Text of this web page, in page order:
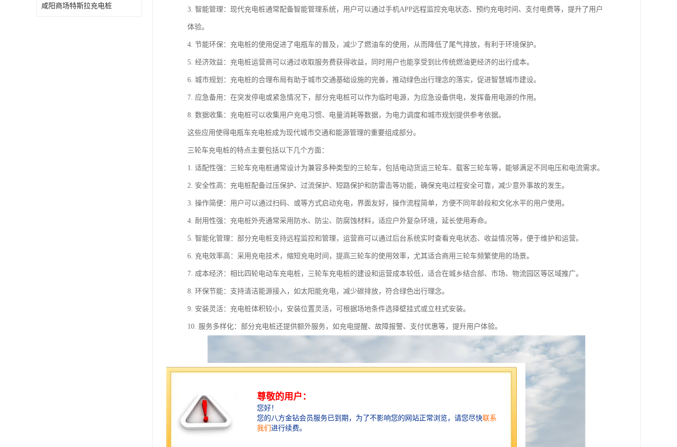
咸阳商场特斯拉充电桩 3. 智能管理：现代充电桩通常配备智能管理系统，用户可以通过手机APP远程监控充电状态、预约充电时间、支付电费等，提升了用户
体验。
4. 节能环保：充电桩的使用促进了电瓶车的普及，减少了燃油车的使用，从而降低了尾气排放，有利于环境保护。
5. 经济效益：充电桩运营商可以通过收取服务费获得收益，同时用户也能享受到比传统燃油更经济的出行成本。
6. 城市规划：充电桩的合理布局有助于城市交通基础设施的完善，推动绿色出行理念的落实，促进智慧城市建设。
7. 应急备用：在突发停电或紧急情况下，部分充电桩可以作为临时电源，为应急设备供电，发挥备用电源的作用。
8. 数据收集：充电桩可以收集用户充电习惯、电量消耗等数据，为电力调度和城市规划提供参考依据。
这些应用使得电瓶车充电桩成为现代城市交通和能源管理的重要组成部分。
三轮车充电桩的特点主要包括以下几个方面：
1. 适配性强：三轮车充电桩通常设计为兼容多种类型的三轮车，包括电动货运三轮车、载客三轮车等，能够满足不同电压和电流需求。
2. 安全性高：充电桩配备过压保护、过流保护、短路保护和防雷击等功能，确保充电过程安全可靠，减少意外事故的发生。
3. 操作简便：用户可以通过扫码、或等方式启动充电，界面友好，操作流程简单，方便不同年龄段和文化水平的用户使用。
4. 耐用性强：充电桩外壳通常采用防水、防尘、防腐蚀材料，适应户外复杂环境，延长使用寿命。
5. 智能化管理：部分充电桩支持远程监控和管理，运营商可以通过后台系统实时查看充电状态、收益情况等，便于维护和运营。
6. 充电效率高：采用充电技术，缩短充电时间，提高三轮车的使用效率，尤其适合商用三轮车频繁使用的场景。
7. 成本经济：相比四轮电动车充电桩，三轮车充电桩的建设和运营成本较低，适合在城乡结合部、市场、物流园区等区域推广。
8. 环保节能：支持清洁能源接入，如太阳能充电，减少碳排放，符合绿色出行理念。
9. 安装灵活：充电桩体积较小，安装位置灵活，可根据场地条件选择壁挂式或立柱式安装。
10. 服务多样化：部分充电桩还提供额外服务，如充电提醒、故障报警、支付优惠等，提升用户体验。